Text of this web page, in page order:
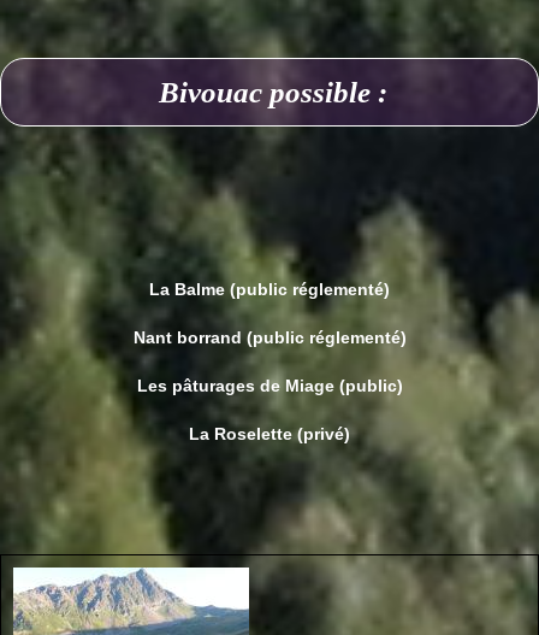
Bivouac possible :
La Balme (public réglementé)
Nant borrand (public réglementé)
Les pâturages de Miage (public)
La Roselette (privé)